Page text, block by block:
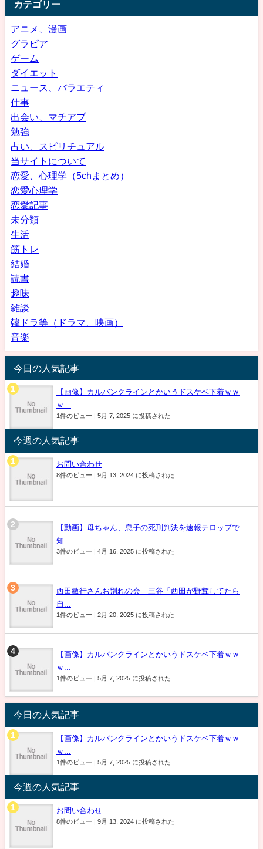
カテゴリー
アニメ、漫画
グラビア
ゲーム
ダイエット
ニュース、バラエティ
仕事
出会い、マチアプ
勉強
占い、スピリチュアル
当サイトについて
恋愛、心理学（5chまとめ）
恋愛心理学
恋愛記事
未分類
生活
筋トレ
結婚
読書
趣味
雑談
韓ドラ等（ドラマ、映画）
音楽
今日の人気記事
【画像】カルバンクラインとかいうドスケベ下着ｗｗ
ｗ...
1件のビュー | 5月 7, 2025 に投稿された
今週の人気記事
お問い合わせ
8件のビュー | 9月 13, 2024 に投稿された
【動画】母ちゃん、息子の死刑判決を速報テロップで
知...
3件のビュー | 4月 16, 2025 に投稿された
西田敏行さんお別れの会 三谷「西田が野糞してたら
自...
1件のビュー | 2月 20, 2025 に投稿された
【画像】カルバンクラインとかいうドスケベ下着ｗｗ
ｗ...
1件のビュー | 5月 7, 2025 に投稿された
今日の人気記事
【画像】カルバンクラインとかいうドスケベ下着ｗｗ
ｗ...
1件のビュー | 5月 7, 2025 に投稿された
今週の人気記事
お問い合わせ
8件のビュー | 9月 13, 2024 に投稿された